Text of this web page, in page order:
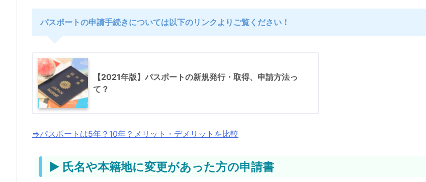
に
る
よ
く
あ
質
4.
パスポートの申請手続きについては以下のリンクよりご覧ください！
【2021年版】パスポートの新規発行・取得、申請方法っ
て？
⇒パスポートは5年？10年？メリット・デメリットを比較
▶ 氏名や本籍地に変更があった方の申請書